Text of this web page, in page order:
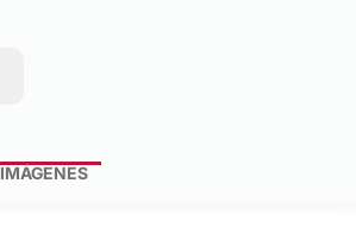
IMÁGENES